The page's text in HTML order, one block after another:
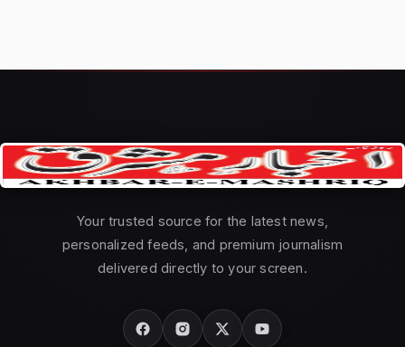
Your trusted source for the latest news,
personalized feeds, and premium journalism
delivered directly to your screen.